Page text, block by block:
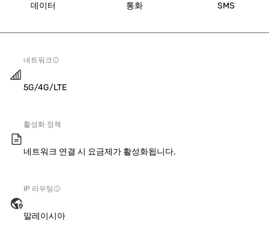
데이터 통화 SMS
네트워크
5G/4G/LTE
활성화 정책
네트워크 연결 시 요금제가 활성화됩니다.
IP 라우팅
말레이시아